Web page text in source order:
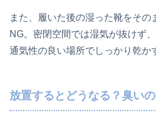
また、履いた後の湿った靴をその
NG。密閉空間では湿気が抜けず
通気性の良い場所でしっかり乾か
放置するとどうなる？臭い